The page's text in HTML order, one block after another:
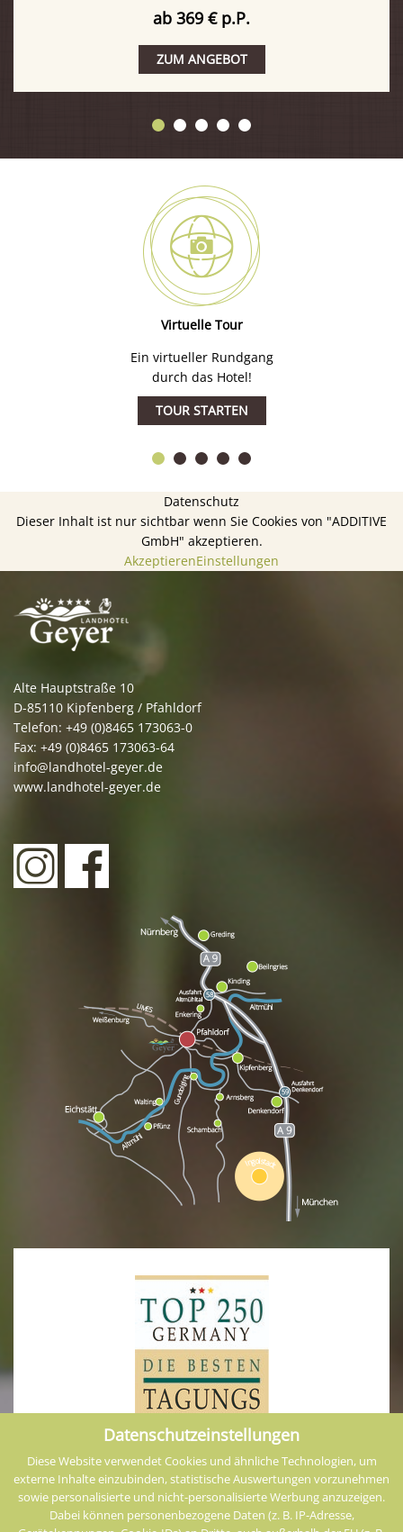
Datenschutzeinstellungen
Diese Website verwendet Cookies und ähnliche Technologien, um
externe Inhalte einzubinden, statistische Auswertungen vorzunehmen
sowie personalisierte und nicht-personalisierte Werbung anzuzeigen.
Dabei können personenbezogene Daten (z. B. IP-Adresse,
ab 369 € p.P.
ZUM ANGEBOT
Virtuelle Tour
Ein virtueller Rundgang
durch das Hotel!
TOUR STARTEN
Datenschutz
Dieser Inhalt ist nur sichtbar wenn Sie Cookies von "ADDITIVE
GmbH" akzeptieren.
AkzeptierenEinstellungen
Alte Hauptstraße 10
D-85110 Kipfenberg / Pfahldorf
Telefon: +49 (0)8465 173063-0
Fax: +49 (0)8465 173063-64
info@landhotel-geyer.de
www.landhotel-geyer.de